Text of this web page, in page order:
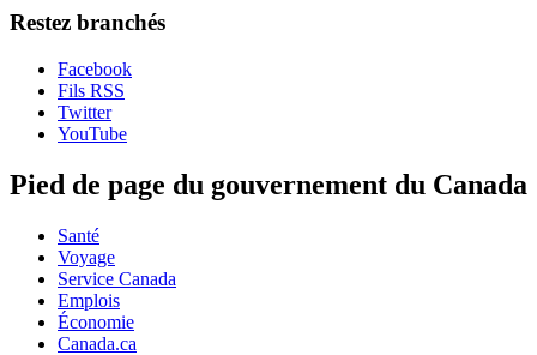
Restez branchés
Facebook
Fils RSS
Twitter
YouTube
Pied de page du gouvernement du Canada
Santé
Voyage
Service Canada
Emplois
Économie
Canada.ca